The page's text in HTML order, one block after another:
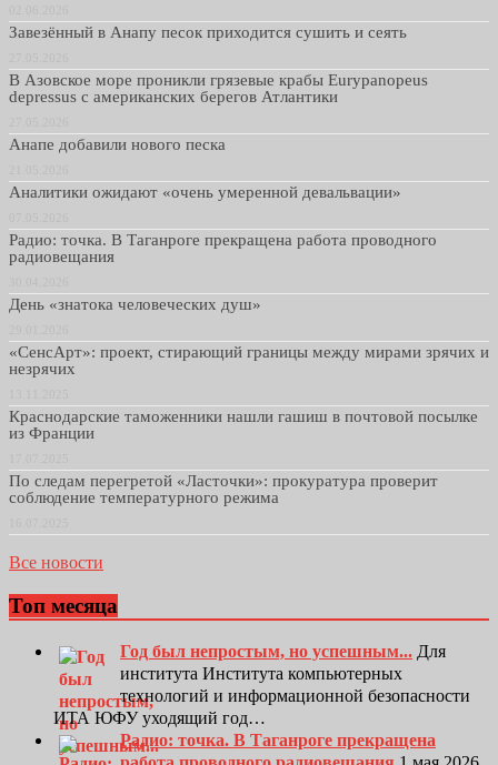
Завезённый в Анапу песок приходится сушить и сеять
В Азовское море проникли грязевые крабы Eurypanopeus
depressus с американских берегов Атлантики
Анапе добавили нового песка
Аналитики ожидают «очень умеренной девальвации»
Радио: точка. В Таганроге прекращена работа проводного
радиовещания
День «знатока человеческих душ»
«СенсАрт»: проект, стирающий границы между мирами зрячих и
незрячих
Краснодарские таможенники нашли гашиш в почтовой посылке
из Франции
По следам перегретой «Ласточки»: прокуратура проверит
соблюдение температурного режима
Все новости
Топ месяца
Год был непростым, но успешным... Для
института Института компьютерных
технологий и информационной безопасности
ИТА ЮФУ уходящий год…
Радио: точка. В Таганроге прекращена